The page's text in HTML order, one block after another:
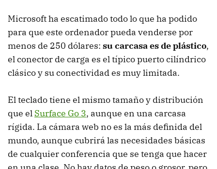
Microsoft ha escatimado todo lo que ha podido
para que este ordenador pueda venderse por
menos de 250 dólares: su carcasa es de plástico,
el conector de carga es el típico puerto cilíndrico
clásico y su conectividad es muy limitada.
El teclado tiene el mismo tamaño y distribución
que el Surface Go 3, aunque en una carcasa
rígida. La cámara web no es la más definida del
mundo, aunque cubrirá las necesidades básicas
de cualquier conferencia que se tenga que hacer